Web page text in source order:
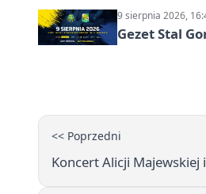
9 sierpnia 2026,
Gezet Stal
<< Poprzedni
Koncert Alicji Majewskiej